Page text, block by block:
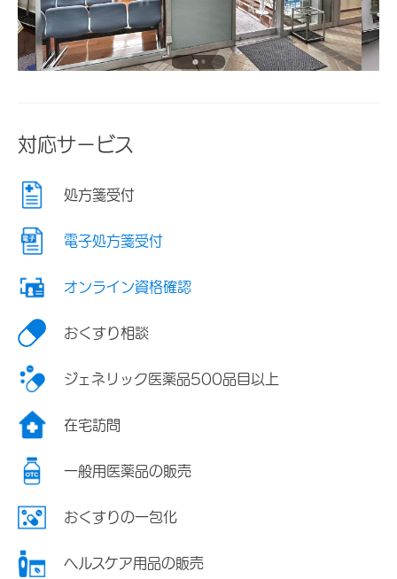
対応サービス
処方箋受付
電子処方箋受付
オンライン資格確認
おくすり相談
ジェネリック医薬品500品目以上
在宅訪問
一般用医薬品の販売
おくすりの一包化
ヘルスケア用品の販売